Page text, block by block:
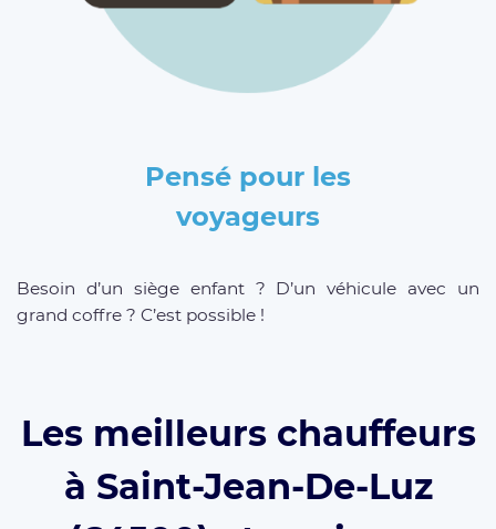
Pensé pour les
voyageurs
Besoin d’un siège enfant ? D’un véhicule avec un
grand coffre ? C’est possible !
Les meilleurs chauffeurs
à Saint-Jean-De-Luz